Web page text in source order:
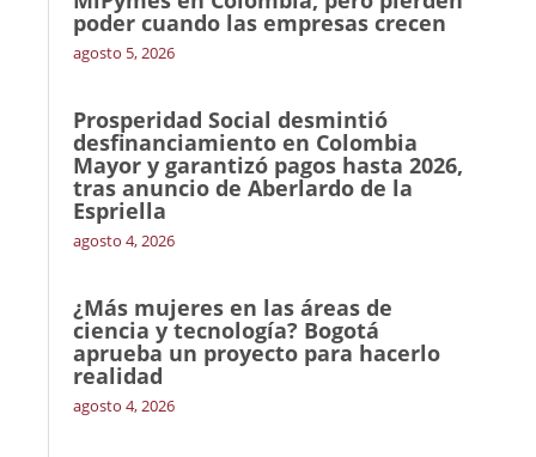
poder cuando las empresas crecen
agosto 5, 2026
Prosperidad Social desmintió
desfinanciamiento en Colombia
Mayor y garantizó pagos hasta 2026,
tras anuncio de Aberlardo de la
Espriella
agosto 4, 2026
¿Más mujeres en las áreas de
ciencia y tecnología? Bogotá
aprueba un proyecto para hacerlo
realidad
agosto 4, 2026